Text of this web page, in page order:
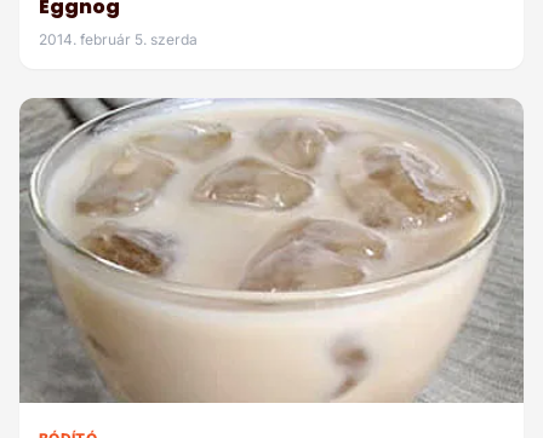
Eggnog
2014. február 5. szerda